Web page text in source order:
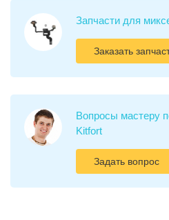
Запчасти для
Заказать
Вопросы мастеру
Kitfort
Задать вопрос